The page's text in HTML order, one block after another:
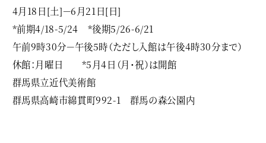
4月18日[土]－6月21日[日]
*前期4/18-5/24 *後期5/26-6/21
午前9時30分－午後5時（ただし入館は午後4時30分まで）
休館：月曜日 *5月4日（月･祝）は開館
群馬県立近代美術館
群馬県高崎市綿貫町992-1 群馬の森公園内